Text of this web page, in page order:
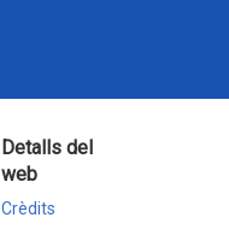
Detalls del
web
Crèdits